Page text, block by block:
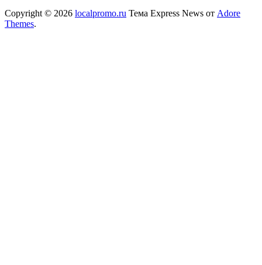
Copyright © 2026 localpromo.ru Тема Express News от Adore
Themes.